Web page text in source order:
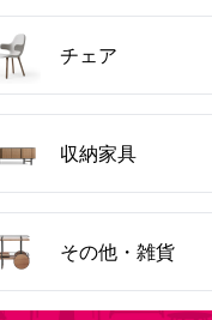
チェア
収納家具
その他・雑貨